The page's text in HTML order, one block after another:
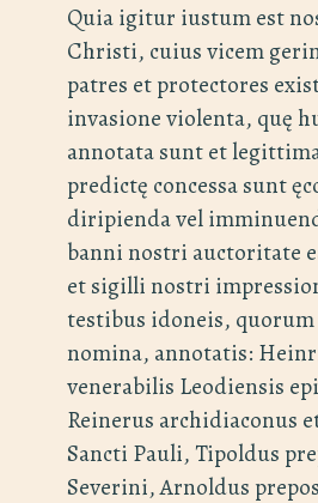
Quia igitur iustum est
Christi, cuius vicem
patres et protectores
invasione violenta, quę
annotata sunt et
predictę concessa sunt
diripienda vel
banni nostri auctoritate
et sigilli nostri
testibus idoneis,
nomina, annotatis:
venerabilis Leodiensis
Reinerus archidiaconus
Sancti Pauli, Tipoldus
Severini, Arnoldus